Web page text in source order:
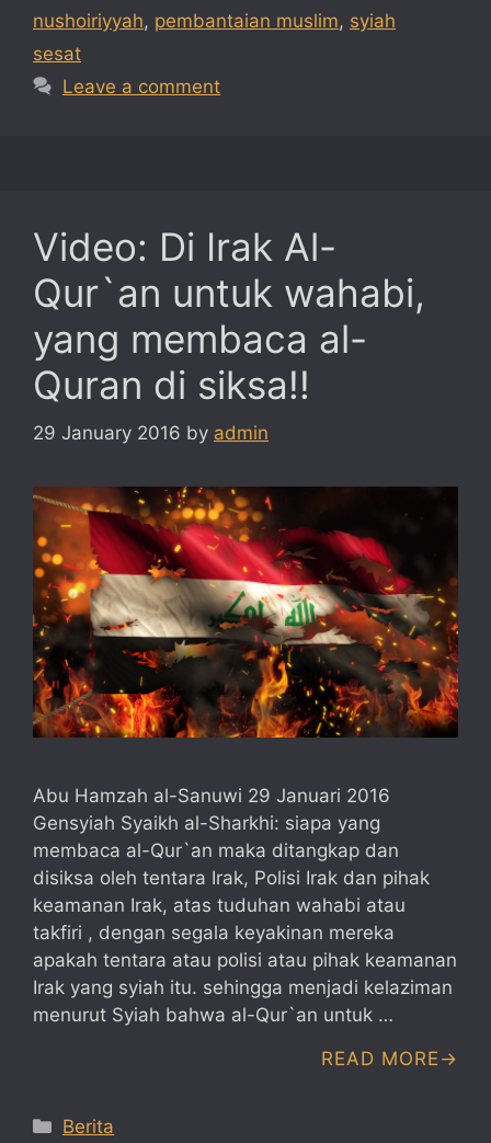
nushoiriyyah, pembantaian muslim, syiah
sesat
Leave a comment
Video: Di Irak Al-
Qur`an untuk wahabi,
yang membaca al-
Quran di siksa!!
29 January 2016 by admin
Abu Hamzah al-Sanuwi 29 Januari 2016
Gensyiah Syaikh al-Sharkhi: siapa yang
membaca al-Qur`an maka ditangkap dan
disiksa oleh tentara Irak, Polisi Irak dan pihak
keamanan Irak, atas tuduhan wahabi atau
takfiri , dengan segala keyakinan mereka
apakah tentara atau polisi atau pihak keamanan
Irak yang syiah itu. sehingga menjadi kelaziman
menurut Syiah bahwa al-Qur`an untuk …
READ MORE
Categories
Berita